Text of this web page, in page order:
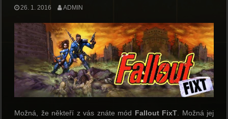
26. 1. 2016 ADMIN
Možná, že někteří z vás znáte mód Fallout FixT. Možná jej